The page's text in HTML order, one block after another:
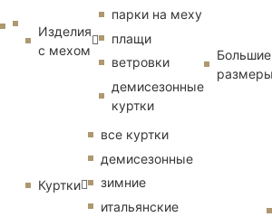
Изделия
с мехом
парки на меху
плащи
ветровки
демисезонные
куртки
Куртки
все куртки
демисезонные
зимние
итальянские
Большие
размеры